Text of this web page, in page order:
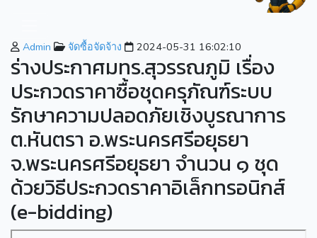
Admin จัดซื้อจัดจ้าง 2024-05-31 16:02:10
ร่างประกาศมทร.สุวรรณภูมิ เรื่อง
ประกวดราคาซื้อชุดครุภัณฑ์ระบบ
รักษาความปลอดภัยเชิงบูรณาการ
ต.หันตรา อ.พระนครศรีอยุธยา
จ.พระนครศรีอยุธยา จำนวน ๑ ชุด
ด้วยวิธีประกวดราคาอิเล็กทรอนิกส์
(e-bidding)